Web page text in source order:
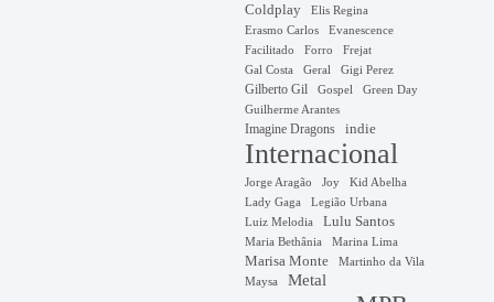
Coldplay
Elis Regina
Erasmo Carlos
Evanescence
Facilitado
Forro Frejat
Gal Costa Geral Gigi Perez
Gilberto Gil Gospel Green Day
Guilherme Arantes
Imagine Dragons indie
Internacional
Jorge Aragão Joy Kid Abelha
Lady Gaga
Legião Urbana
Luiz Melodia
Lulu Santos
Maria Bethânia Marina Lima
Marisa Monte
Martinho da Vila
Maysa
Metal